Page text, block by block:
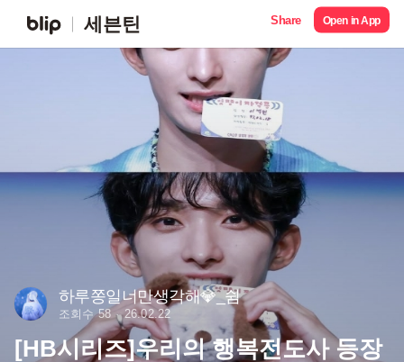
세븐틴 Share Open in App
하루쫑일너만생각해💎_쉼
조회수 58 26.02.22
[HB시리즈]우리의 행복전도사 등장